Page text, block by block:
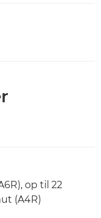
op til 22
(A4R)